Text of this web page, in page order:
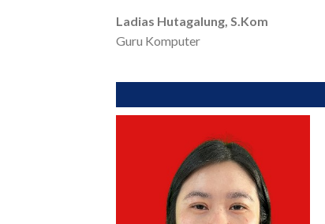
Ladias Hutagalung, S.Kom
Guru Komputer